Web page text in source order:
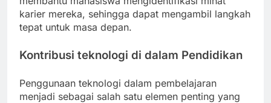
karier mereka, sehingga dapat mengambil langkah
tepat untuk masa depan.
Kontribusi teknologi di dalam Pendidikan
Penggunaan teknologi dalam pembelajaran
menjadi sebagai salah satu elemen penting yang